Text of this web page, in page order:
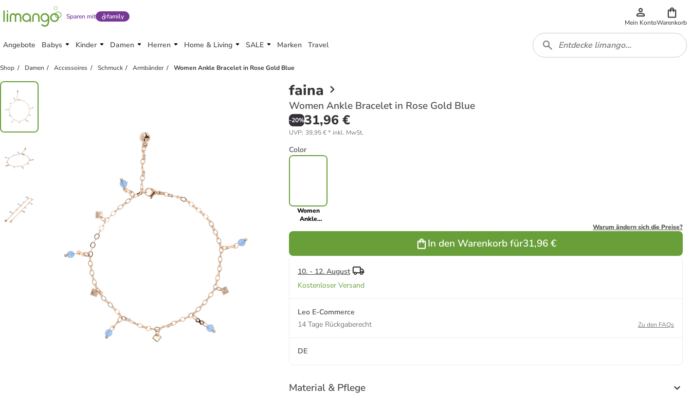
Sparen mit family
Mein KontoWarenkorb
Angebote Babys Kinder Damen Herren Home & Living SALE Marken Travel
Shop Damen Accessoires Schmuck Armbänder Women Ankle Bracelet in Rose Gold Blue
faina
Women Ankle Bracelet in Rose Gold Blue
-20%31,96 €
UVP: 39,95 €* inkl. MwSt.
Color
Women
Ankle
Warum ändern sich die Preise?
In den Warenkorb für31,96 €
10. - 12. August
Kostenloser Versand
Leo E-Commerce
14 Tage Rückgaberecht
Zu den FAQs
DE
Material & Pflege